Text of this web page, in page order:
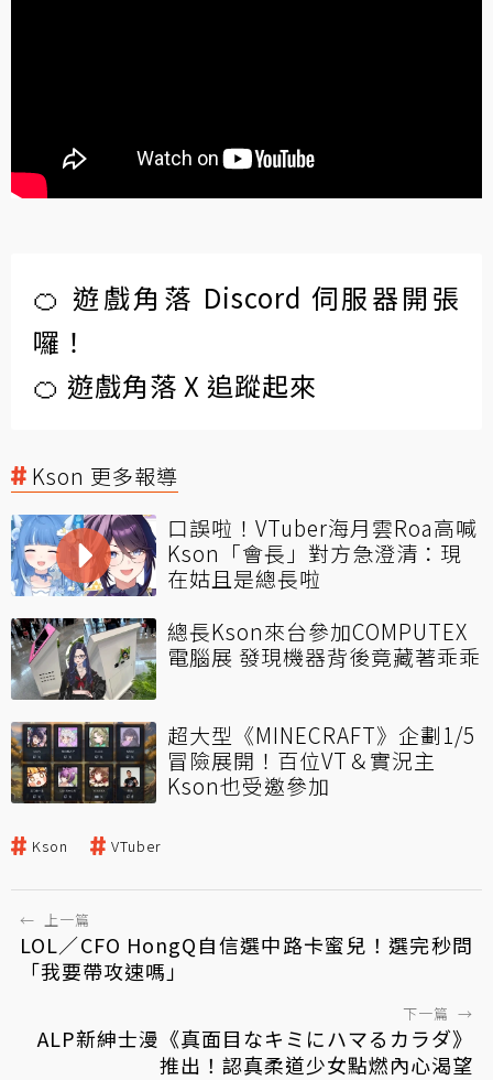
🍊 遊戲角落 Discord 伺服器開張
囉！
🍊 遊戲角落 X 追蹤起來
Kson 更多報導
口誤啦！VTuber海月雲Roa高喊
Kson「會長」對方急澄清：現
在姑且是總長啦
總長Kson來台參加COMPUTEX
電腦展 發現機器背後竟藏著乖乖
超大型《MINECRAFT》企劃1/5
冒險展開！百位VT＆實況主
Kson也受邀參加
Kson VTuber
← 上一篇
LOL／CFO HongQ自信選中路卡蜜兒！選完秒問
「我要帶攻速嗎」
下一篇 →
ALP新紳士漫《真面目なキミにハマるカラダ》
推出！認真柔道少女點燃內心渴望